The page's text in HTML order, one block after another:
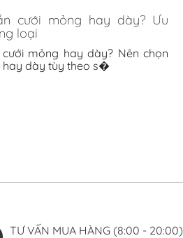
cưới mỏng hay dày? Ưu
loại
mỏng hay dày? Nên chọn
hay dày tùy theo s�
TƯ VẤN MUA HÀNG (8:00 - 20:00)